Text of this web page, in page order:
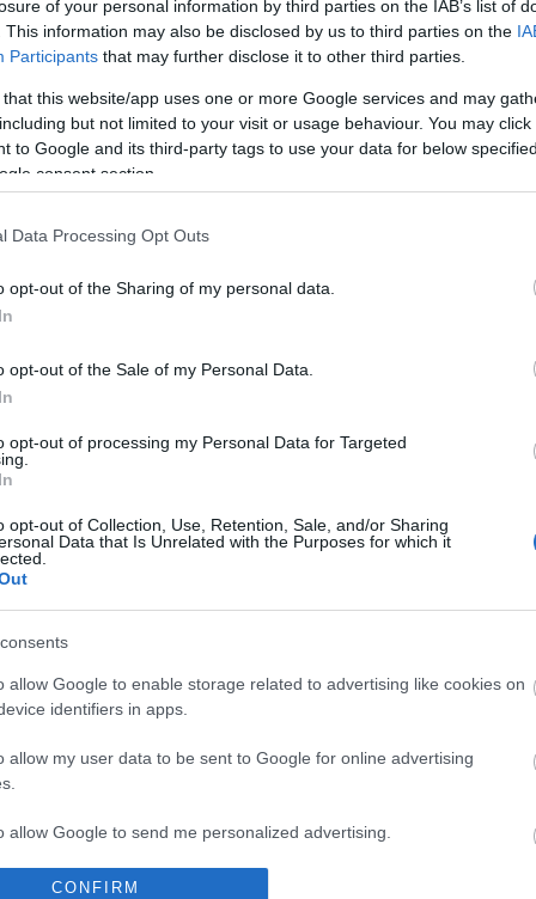
of your personal information by third parties on the IAB’s list of
This information may also be disclosed by us to third parties on the
Participants that may further disclose it to other third parties.
that this website/app uses one or more Google services and may
but not limited to your visit or usage behaviour. You may
to Google and its third-party tags to use your data for below
consent section.
Data Processing Opt Outs
opt-out of the Sharing of my personal data.
opt-out of the Sale of my Personal Data.
opt-out of processing my Personal Data for Targeted
opt-out of Collection, Use, Retention, Sale, and/or Sharing
Data that Is Unrelated with the Purposes for which it
allow Google to enable storage related to advertising like cookies on
identifiers in apps.
allow my user data to be sent to Google for online advertising
allow Google to send me personalized advertising.
allow Google to enable storage related to analytics like cookies on
CONFIRM
SOROZATOK. 2005: EZ MENT HÚSZ ÉVE.
SZABÁLYAIT A MCDONALD'S
TALENTS
év élő alkalmaitól eltérően az online térben játszódik egy
sorozattá alakulva. A 200 óra forgatáson, 260 jelentkezőn,
tehetségkutató